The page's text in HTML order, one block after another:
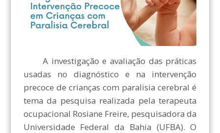
A investigação e avaliação das práticas
usadas no diagnóstico e na intervenção
precoce de crianças com paralisia cerebral é
tema da pesquisa realizada pela terapeuta
ocupacional Rosiane Freire, pesquisadora da
Universidade Federal da Bahia (UFBA). O